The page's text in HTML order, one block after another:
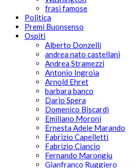
frasi famose
Politica
Premi Buonsenso
Ospiti
Alberto Donzelli
andrea nato castellani
Andrea Stramezzi
Antonio Ingroia
Arnold Ehret
barbara banco
Dario Spera
Domenico Biscardi
Emiliano Moroni
Ernesta Adele Marando
Fabrizio Capelletti
Fabrizio Ciancio
Fernando Marongiu
Gianfranco Ruggiero